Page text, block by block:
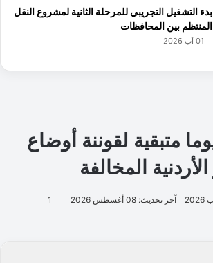
بدء التشغيل التجريبي للمرحلة الثانية لمشروع النقل
المنتظم بين المحافظات
01 آب 2026